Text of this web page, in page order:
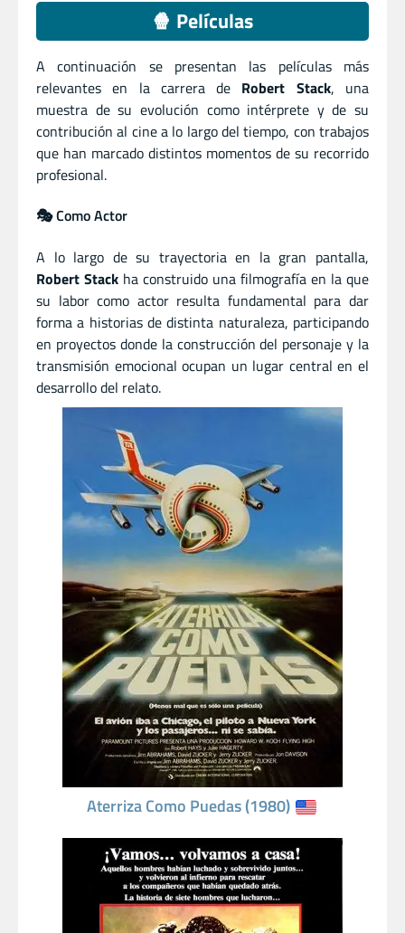
🍿 Películas
A continuación se presentan las películas más
relevantes en la carrera de Robert Stack, una
muestra de su evolución como intérprete y de su
contribución al cine a lo largo del tiempo, con trabajos
que han marcado distintos momentos de su recorrido
profesional.
🎭 Como Actor
A lo largo de su trayectoria en la gran pantalla,
Robert Stack ha construido una filmografía en la que
su labor como actor resulta fundamental para dar
forma a historias de distinta naturaleza, participando
en proyectos donde la construcción del personaje y la
transmisión emocional ocupan un lugar central en el
desarrollo del relato.
Aterriza Como Puedas (1980)